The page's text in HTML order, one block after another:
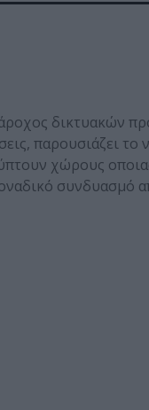
δικτυακών
παρουσιάζει
χώρους
συνδυασμό